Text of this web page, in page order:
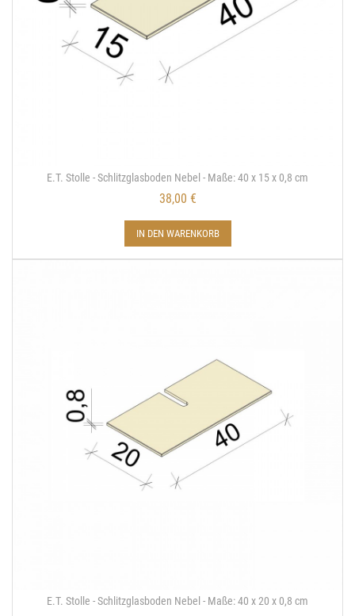
E.T. Stolle - Schlitzglasboden Nebel - Maße: 40 x 15 x 0,8 cm
38,00 €
IN DEN WARENKORB
E.T. Stolle - Schlitzglasboden Nebel - Maße: 40 x 20 x 0,8 cm